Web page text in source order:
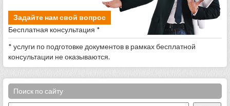
Задайте нам свой вопрос
Бесплатная консультация *
* услуги по подготовке документов в рамках бесплатной
консультации не оказываются.
Поиск по сайту